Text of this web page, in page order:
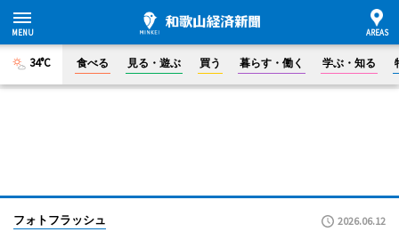
34°C 食べる 見る・遊ぶ 買う 暮らす・働く 学ぶ・知る
フォトフラッシュ 2026.06.12